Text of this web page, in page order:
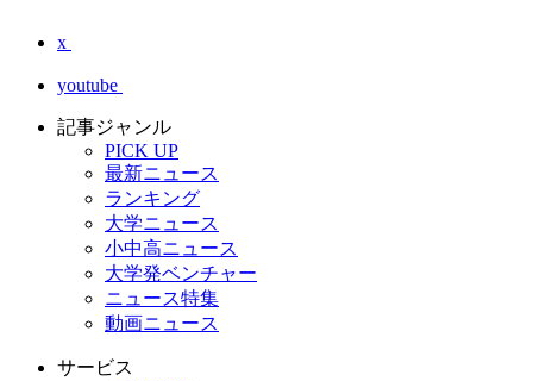
x
youtube
記事ジャンル
PICK UP
最新ニュース
ランキング
大学ニュース
小中高ニュース
大学発ベンチャー
ニュース特集
動画ニュース
サービス